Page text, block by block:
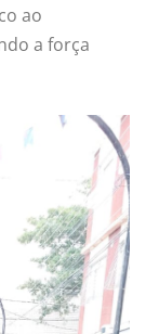
ao
a força